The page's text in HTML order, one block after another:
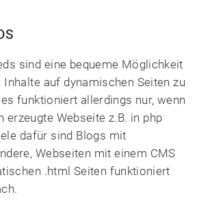
sind eine bequeme Möglichkeit
auf dynamischen Seiten zu
funktioniert allerdings nur, wenn
erzeugte Webseite z.B. in php
dafür sind Blogs mit
Webseiten mit einem CMS
.html Seiten funktioniert